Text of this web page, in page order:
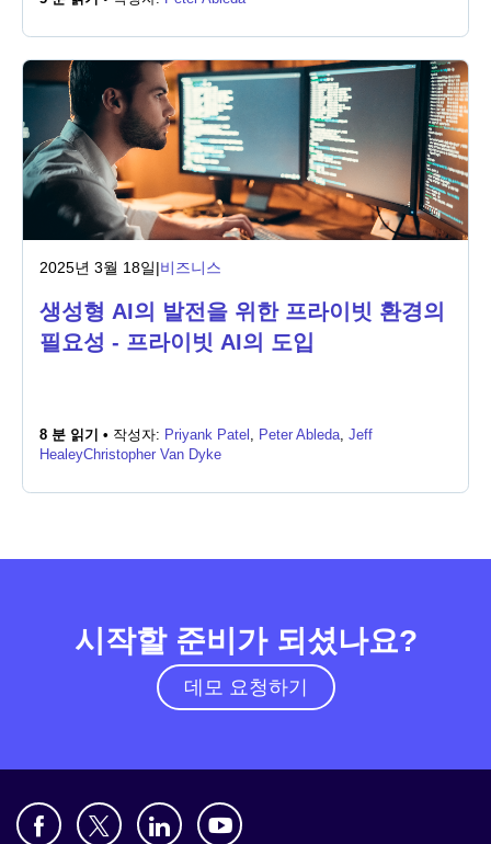
2025년 3월 18일|비즈니스
생성형 AI의 발전을 위한 프라이빗 환경의
필요성 - 프라이빗 AI의 도입
8 분 읽기 • 작성자: Priyank Patel , Peter Ableda, Jeff
HealeyChristopher Van Dyke
시작할 준비가 되셨나요?
데모 요청하기